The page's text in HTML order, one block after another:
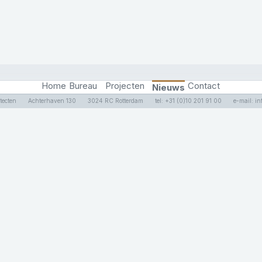
Home Bureau Projecten Nieuws Contact
Achterhaven 130 3024 RC Rotterdam tel: +31 (0)10 201 91 00 e-mail:
e-mail: